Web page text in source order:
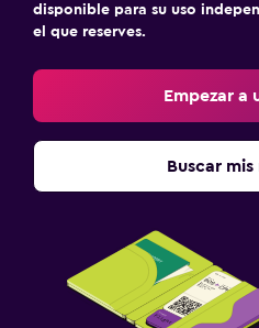
disponible para su uso
el que reserves.
Empezar a
Buscar mis